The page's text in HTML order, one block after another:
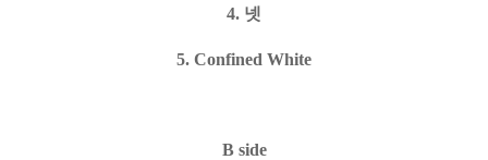
4. 넷
5. Confined White
B side